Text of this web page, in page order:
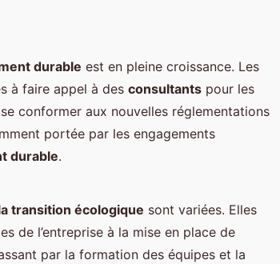
durable est en pleine croissance. Les
à faire appel à des consultants pour les
conformer aux nouvelles réglementations
portée par les engagements
durable.
transition écologique sont variées. Elles
de l’entreprise à la mise en place de
par la formation des équipes et la